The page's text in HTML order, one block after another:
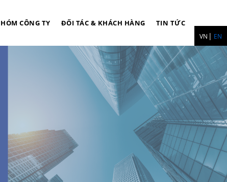
VN EN
CÔNG TY ĐỐI TÁC & KHÁCH HÀNG TIN TỨC